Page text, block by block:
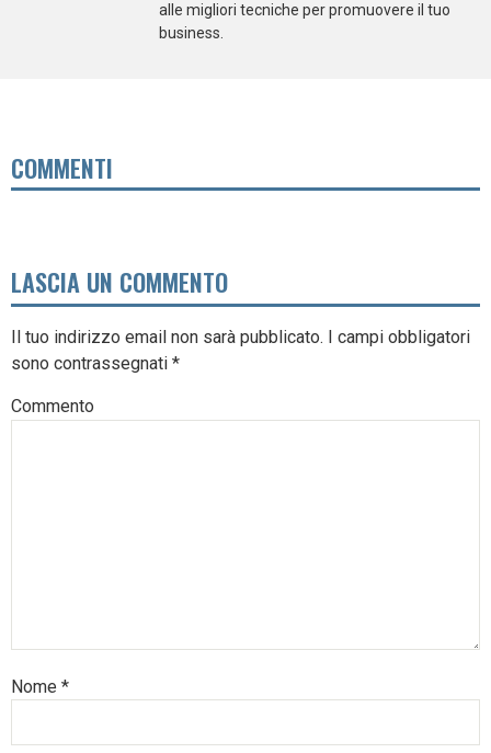
alle migliori tecniche per promuovere il tuo
business.
COMMENTI
LASCIA UN COMMENTO
Il tuo indirizzo email non sarà pubblicato. I campi obbligatori
sono contrassegnati *
Commento
Nome *